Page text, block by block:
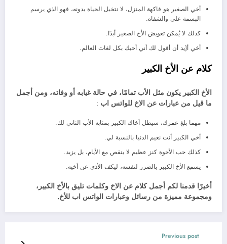
أخي الصغير هو فاكهة المنزل، لا نتخيل الحياة بدونه، فهو الذي يرسم
البسمة على والشفاه.
كذلك لا يُمكن تعويض الأخ الصغير أبدًا.
أخي أ{يد أن أقول لك أني أحبك بكل لغات العالم.
كلام عن الأخ الكبير
الأخ الكبير يكون مثل الأب تمامًا، في حالة غيابه أو وفاته، ومن أجمل
ما قيل من عبارات عن الاخ للواتس اب :
مهما بلغ عمرك، سيظل أخاك الكبير بمثابة الأب الثاني لك.
أخي الكبير أنت نعيم الدنيا بالنسبة لي.
كذلك حب الأخوة كنز عظيم لا ينقص مع الأيام، بل يزيد.
يسمع الأخ الكبير بالضرر لنفسه، ليكف الأذى عن أخيه.
أخيرًا قدمنا لكم أجمل كلام عن الاخ وكلمات تليق بالأخ الكبير،
ومجموعة مميزة من رسائل وعبارات الواتس اب للأخ.
Previous post